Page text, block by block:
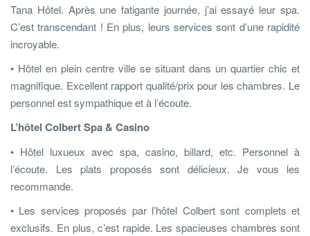
Tana Hôtel. Après une fatigante journée, j’ai essayé leur spa.
C’est transcendant ! En plus, leurs services sont d’une rapidité
incroyable.
• Hôtel en plein centre ville se situant dans un quartier chic et
magnifique. Excellent rapport qualité/prix pour les chambres. Le
personnel est sympathique et à l’écoute.
L’hôtel Colbert Spa & Casino
• Hôtel luxueux avec spa, casino, billard, etc. Personnel à
l’écoute. Les plats proposés sont délicieux. Je vous les
recommande.
• Les services proposés par l’hôtel Colbert sont complets et
exclusifs. En plus, c’est rapide. Les spacieuses chambres sont